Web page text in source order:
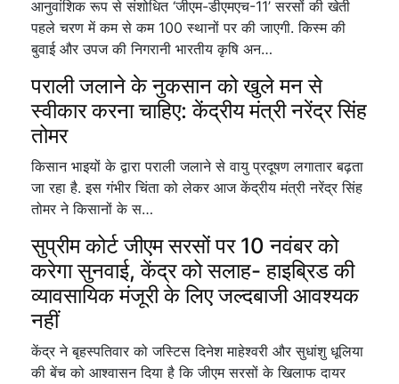
आनुवांशिक रूप से संशोधित ‘जीएम-डीएमएच-11’ सरसों की खेती
पहले चरण में कम से कम 100 स्थानों पर की जाएगी. किस्म की
बुवाई और उपज की निगरानी भारतीय कृषि अन…
पराली जलाने के नुकसान को खुले मन से
स्वीकार करना चाहिए: केंद्रीय मंत्री नरेंद्र सिंह
तोमर
किसान भाइयों के द्वारा पराली जलाने से वायु प्रदूषण लगातार बढ़ता
जा रहा है. इस गंभीर चिंता को लेकर आज केंद्रीय मंत्री नरेंद्र सिंह
तोमर ने किसानों के स…
सुप्रीम कोर्ट जीएम सरसों पर 10 नवंबर को
करेगा सुनवाई, केंद्र को सलाह- हाइब्रिड की
व्यावसायिक मंजूरी के लिए जल्दबाजी आवश्यक
नहीं
केंद्र ने बृहस्पतिवार को जस्टिस दिनेश माहेश्वरी और सुधांशु धूलिया
की बेंच को आश्वासन दिया है कि जीएम सरसों के खिलाफ दायर